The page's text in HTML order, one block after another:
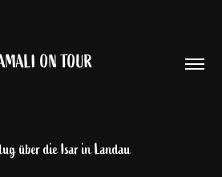
ON TOUR
über die Isar in Landau